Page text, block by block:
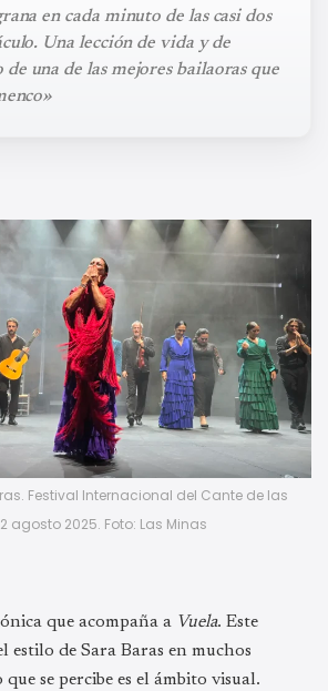
en cada minuto de las casi dos
Una lección de vida y de
una de las mejores bailaoras que
Festival Internacional del Cante de las
agosto 2025. Foto: Las Minas
que acompaña a Vuela. Este
estilo de Sara Baras en muchos
se percibe es el ámbito visual.